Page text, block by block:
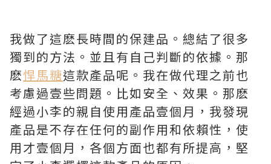
我做了這麽長時間的保建品。總結了很多
獨到的方法。並且有自己判斷的依據。那
麽悍馬糖這款產品呢。我在做代理之前也
考慮過壹些問題。比如安全、效果。那麽
經過小李的親自使用產品壹個月，我發現
產品是不存在任何的副作用和依賴性，使
用才壹個月，各個方面也都有所提高，堅